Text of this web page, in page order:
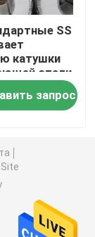
SS
катушки
стали
стали
запрос